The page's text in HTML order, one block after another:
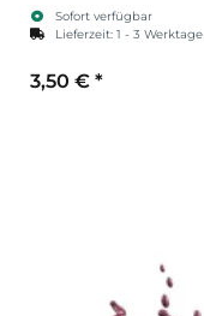
Sofort verfügbar
Lieferzeit: 1 - 3 Werktage
3,50 € *